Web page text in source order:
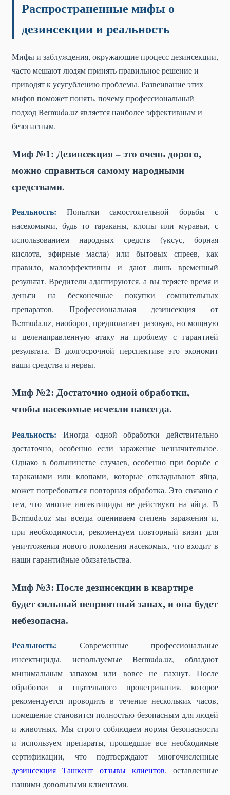
Распространенные мифы о
дезинсекции и реальность
Мифы и заблуждения, окружающие процесс дезинсекции,
часто мешают людям принять правильное решение и
приводят к усугублению проблемы. Развеивание этих
мифов поможет понять, почему профессиональный
подход Bermuda.uz является наиболее эффективным и
безопасным.
Миф №1: Дезинсекция – это очень дорого,
можно справиться самому народными
средствами.
Реальность: Попытки самостоятельной борьбы с
насекомыми, будь то тараканы, клопы или муравьи, с
использованием народных средств (уксус, борная
кислота, эфирные масла) или бытовых спреев, как
правило, малоэффективны и дают лишь временный
результат. Вредители адаптируются, а вы теряете время и
деньги на бесконечные покупки сомнительных
препаратов. Профессиональная дезинсекция от
Bermuda.uz, наоборот, предполагает разовую, но мощную
и целенаправленную атаку на проблему с гарантией
результата. В долгосрочной перспективе это экономит
ваши средства и нервы.
Миф №2: Достаточно одной обработки,
чтобы насекомые исчезли навсегда.
Реальность: Иногда одной обработки действительно
достаточно, особенно если заражение незначительное.
Однако в большинстве случаев, особенно при борьбе с
тараканами или клопами, которые откладывают яйца,
может потребоваться повторная обработка. Это связано с
тем, что многие инсектициды не действуют на яйца. В
Bermuda.uz мы всегда оцениваем степень заражения и,
при необходимости, рекомендуем повторный визит для
уничтожения нового поколения насекомых, что входит в
наши гарантийные обязательства.
Миф №3: После дезинсекции в квартире
будет сильный неприятный запах, и она будет
небезопасна.
Реальность: Современные профессиональные
инсектициды, используемые Bermuda.uz, обладают
минимальным запахом или вовсе не пахнут. После
обработки и тщательного проветривания, которое
рекомендуется проводить в течение нескольких часов,
помещение становится полностью безопасным для людей
и животных. Мы строго соблюдаем нормы безопасности
и используем препараты, прошедшие все необходимые
сертификации, что подтверждают многочисленные
дезинсекция Ташкент отзывы клиентов, оставленные
нашими довольными клиентами.